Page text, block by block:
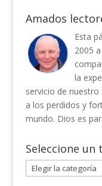
Amados
Esta
2005
la
servicio de nuestro
a los perdidos y
mundo. Dios es
Seleccione un
Seleccione
un